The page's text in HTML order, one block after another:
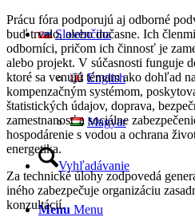
Slovenčina
English
Magyar
Vyhľadávanie
Menu Menu
Prácu fóra podporujú aj odborné
buď trvalo, alebo dočasne. Ich
odborníci, pričom ich činnosť je
alebo projekt. V súčasnosti funguje
ktoré sa venujú témam ako dohľad
kompenzačným systémom,
štatistických údajov, doprava,
zamestnanosť a sociálne
hospodárenie s vodou a ochrana
energetika.
Za technické úlohy zodpovedá
iného zabezpečuje organizáciu
konzultácií.